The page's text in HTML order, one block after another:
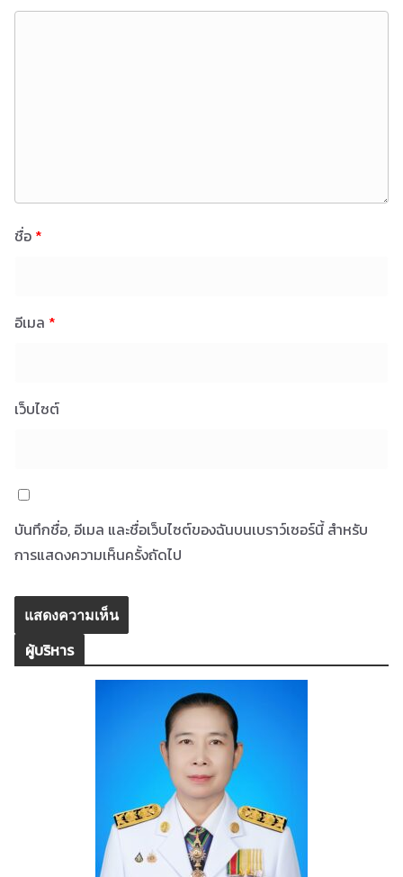
ชื่อ *
อีเมล *
เว็บไซต์
บันทึกชื่อ, อีเมล และชื่อเว็บไซต์ของฉันบนเบราว์เซอร์นี้ สำหรับ
การแสดงความเห็นครั้งถัดไป
ผู้บริหาร